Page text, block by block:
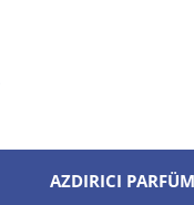
AZDIRICI PARFÜM